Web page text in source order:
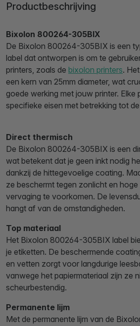
Productbeschrijving
Bixolon 800264-305BIX
De Bixolon 800264-305BIX is een
label dat ontworpen is om te
printers, zoals de bixolon printers.
een kern van 25mm diameter, wat
goede werking met jouw printer. Elke
specifieke eisen met betrekking tot
Direct thermisch
De Bixolon 800264-305BIX is een
wat betekent dat je geen inkt nodig
dankzij de hittegevoelige coating.
ze beschermt tegen zonlicht en
vervaging te voorkomen. De
hangt af van de omstandigheden.
Top materiaal
Het Bixolon 800264-305BIX label
je etiketten. De beschermende
en vetten zorgt voor langdurige
vanwege het papiermateriaal zijn ze
scheurbestendig.
Permanente lijm
Met de permanente lijm van de